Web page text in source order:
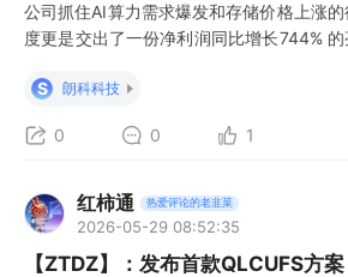
公司抓住AI算力需求爆发和存储价格上涨
度更是交出了一份净利润同比增长744%
S
朗科科技
0 0 1
红柿通 热爱评论的老韭菜
2026-05-29 08:52:35
【ZTDZ】：发布首款QLCUFS方